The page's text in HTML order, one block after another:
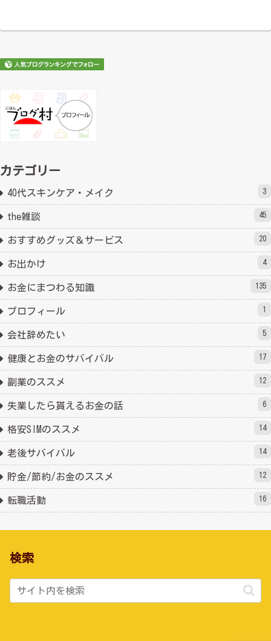
カテゴリー
40代スキンケア・メイク 3
the雑談 45
おすすめグッズ＆サービス 20
お出かけ 4
お金にまつわる知識 135
プロフィール 1
会社辞めたい 5
健康とお金のサバイバル 17
副業のススメ 12
失業したら貰えるお金の話 6
格安SIMのススメ 14
老後サバイバル 14
貯金/節約/お金のススメ 12
転職活動 16
検索